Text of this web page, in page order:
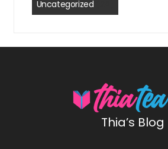
Uncategorized
Thia’s Blog